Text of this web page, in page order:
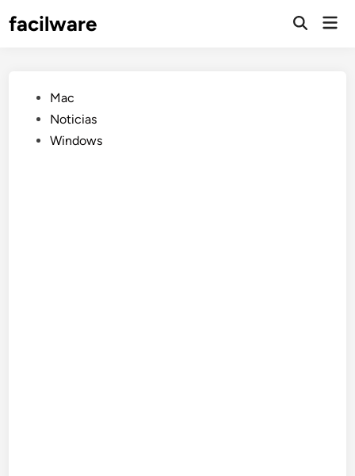
facilware
Publicado
en
Mac
Noticias
Windows